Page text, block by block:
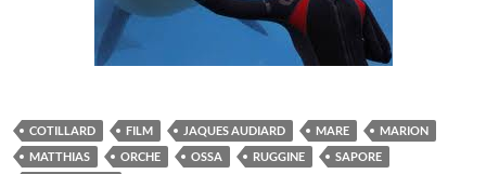
COTILLARD FILM JAQUES AUDIARD MARE
MARION
MATTHIAS
ORCHE OSSA RUGGINE
SAPORE